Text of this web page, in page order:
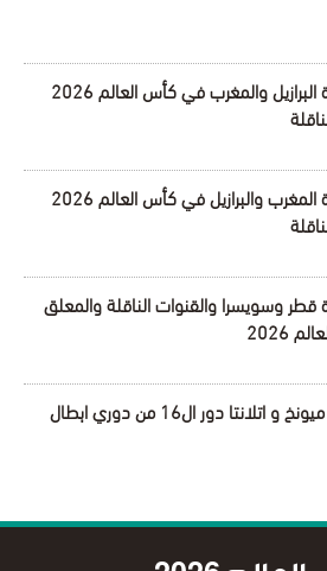
موعد مباراة البرازيل والمغرب في كأس العالم 2026
موعد مباراة المغرب والبرازيل في كأس العالم 2026
قطر وسويسرا والقنوات الناقلة والمعلق
مباراه بايرن ميونخ و اتلانتا دور ال16 من دوري ابطال